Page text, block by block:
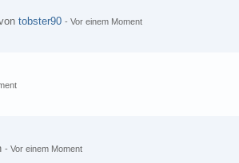
tobster90 - Vor einem Moment
- Vor einem Moment